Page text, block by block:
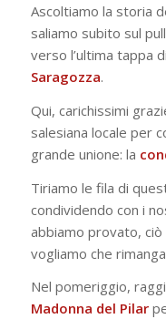
Ascoltiamo la storia
saliamo subito sul
verso l’ultima tappa
Saragozza.
Qui, carichissimi
salesiana locale per
grande unione: la
Tiriamo le fila di
condividendo con i
abbiamo provato, ciò
vogliamo che
Nel pomeriggio,
Madonna del Pilar